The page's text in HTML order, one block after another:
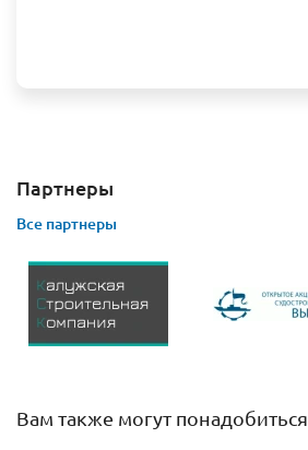
Партнеры
Все партнеры
Вам также могут понадобиться